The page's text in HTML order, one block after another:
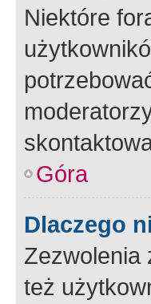
Niektóre
Góra
Dlaczego
Zezwolenia
też